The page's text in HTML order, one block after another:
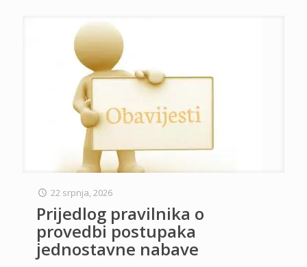
22 srpnja, 2026
Prijedlog pravilnika o
provedbi postupaka
jednostavne nabave